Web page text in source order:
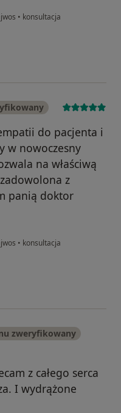
• konsultacja
do pacjenta i
w nowoczesny
na właściwą
z
panią doktor
• konsultacja
zweryfikowany
z całego serca
I wydrążone